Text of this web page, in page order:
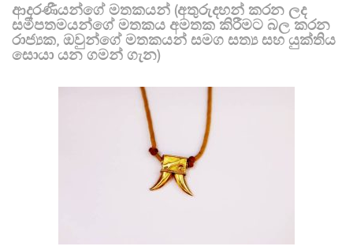
ආදරණීයන්ගේ මතකයන් (අතුරුදහන් කරන ලද
සමීපතමයන්ගේ මතකය අමතක කිරීමට බල කරන
රාජ්‍යක, ඔවුන්ගේ මතකයන් සමග සත්‍ය සහ යුක්තිය
සොයා යන ගමන් ගැන)